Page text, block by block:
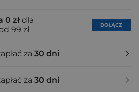
0 zł dla
99 zł
DOŁĄCZ
za 30 dni
za 30 dni